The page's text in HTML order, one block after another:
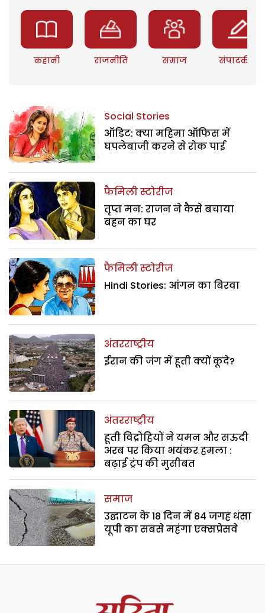
कहानी राजनीति समाज संपादकीय
Social Stories
ऑडिट: क्या महिमा ऑफिस में
घपलेबाजी करने से रोक पाई
फैमिली स्टोरीज
तृप्त मन: राजन ने कैसे बचाया
बहन का घर
फैमिली स्टोरीज
Hindi Stories: आंगन का बिरवा
अंतरराष्ट्रीय
ईरान की जंग में हूती क्यों कूदे?
अंतरराष्ट्रीय
हूती विद्रोहियों ने यमन और सऊदी
अरब पर किया भयंकर हमला :
बढ़ाई ट्रंप की मुसीबत
समाज
उद्घाटन के 18 दिन में 84 जगह धंसा
यूपी का सबसे महंगा एक्सप्रेसवे